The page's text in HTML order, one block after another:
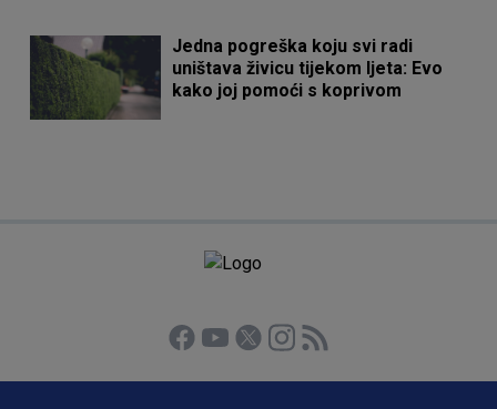
Jedna pogreška koju svi radi
uništava živicu tijekom ljeta: Evo
kako joj pomoći s koprivom